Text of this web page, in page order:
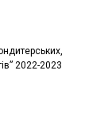
2022-2023